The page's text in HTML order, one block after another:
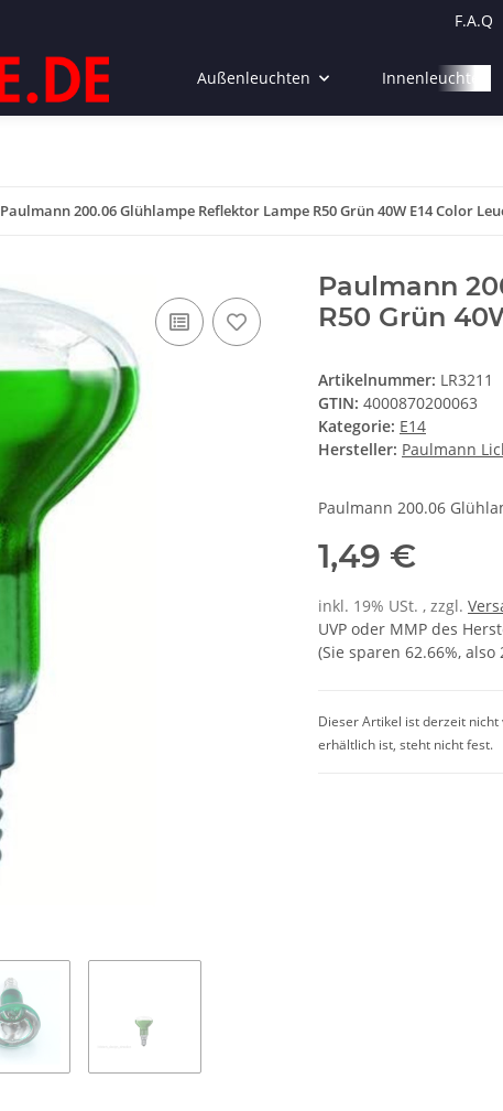
F.A.Q
Außenleuchten Innenleuchten
Paulmann 200.06 Glühlampe Reflektor Lampe R50 Grün 40W E14 Color
Paulmann
R50 Grün
Artikelnummer: LR3211
GTIN: 4000870200063
Kategorie: E14
Hersteller: Paulmann
Paulmann 200.06
1,49 €
inkl. 19% USt. , zzgl.
UVP oder MMP des
(Sie sparen 62.66%, also
Dieser Artikel ist derzeit
erhältlich ist, steht nicht fest.